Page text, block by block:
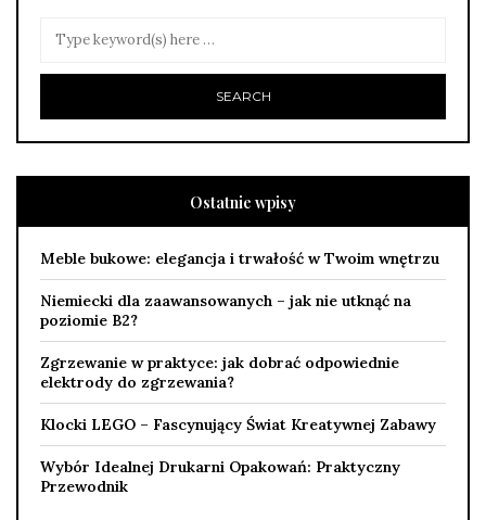
Ostatnie wpisy
Meble bukowe: elegancja i trwałość w Twoim wnętrzu
Niemiecki dla zaawansowanych – jak nie utknąć na
poziomie B2?
Zgrzewanie w praktyce: jak dobrać odpowiednie
elektrody do zgrzewania?
Klocki LEGO – Fascynujący Świat Kreatywnej Zabawy
Wybór Idealnej Drukarni Opakowań: Praktyczny
Przewodnik